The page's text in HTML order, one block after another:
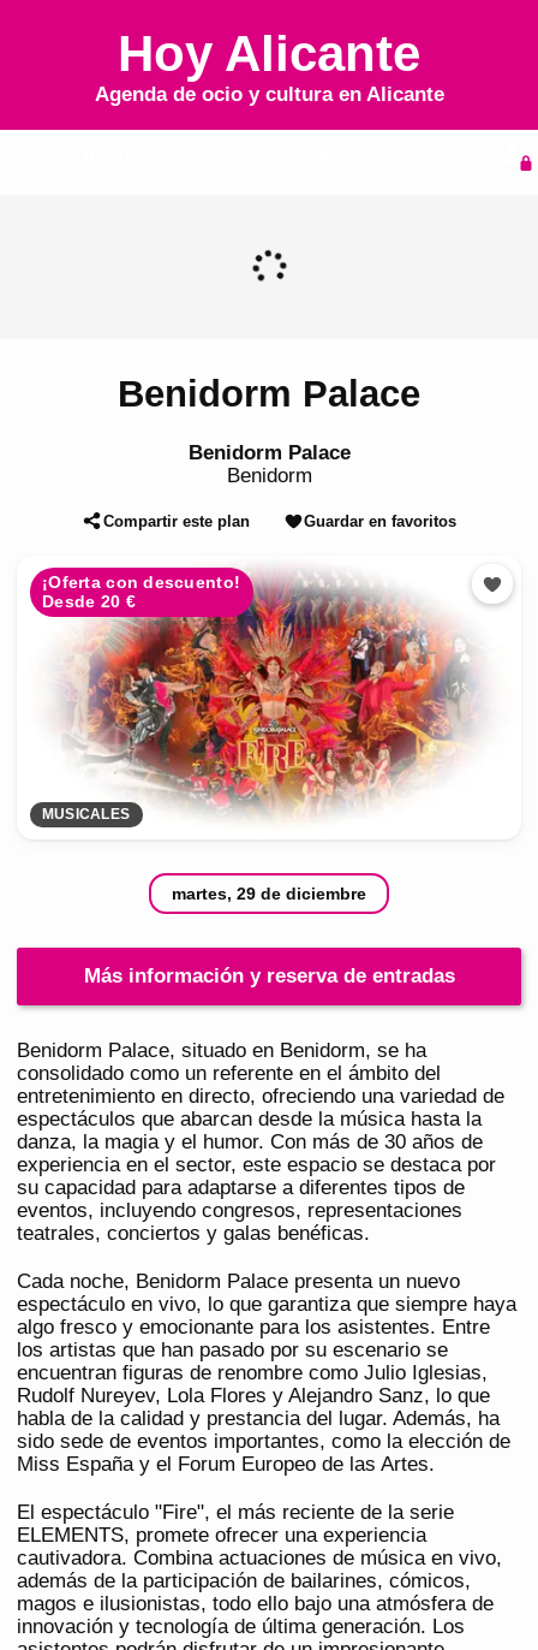
Hoy Alicante
Agenda de ocio y cultura en Alicante
Benidorm Palace
Benidorm Palace
Benidorm
Compartir este plan Guardar en favoritos
¡Oferta con descuento!
Desde 20 €
MUSICALES
martes, 29 de diciembre
Más información y reserva de entradas
Benidorm Palace, situado en Benidorm, se ha
consolidado como un referente en el ámbito del
entretenimiento en directo, ofreciendo una variedad de
espectáculos que abarcan desde la música hasta la
danza, la magia y el humor. Con más de 30 años de
experiencia en el sector, este espacio se destaca por
su capacidad para adaptarse a diferentes tipos de
eventos, incluyendo congresos, representaciones
teatrales, conciertos y galas benéficas.
Cada noche, Benidorm Palace presenta un nuevo
espectáculo en vivo, lo que garantiza que siempre haya
algo fresco y emocionante para los asistentes. Entre
los artistas que han pasado por su escenario se
encuentran figuras de renombre como Julio Iglesias,
Rudolf Nureyev, Lola Flores y Alejandro Sanz, lo que
habla de la calidad y prestancia del lugar. Además, ha
sido sede de eventos importantes, como la elección de
Miss España y el Forum Europeo de las Artes.
El espectáculo "Fire", el más reciente de la serie
ELEMENTS, promete ofrecer una experiencia
cautivadora. Combina actuaciones de música en vivo,
además de la participación de bailarines, cómicos,
magos e ilusionistas, todo ello bajo una atmósfera de
innovación y tecnología de última generación. Los